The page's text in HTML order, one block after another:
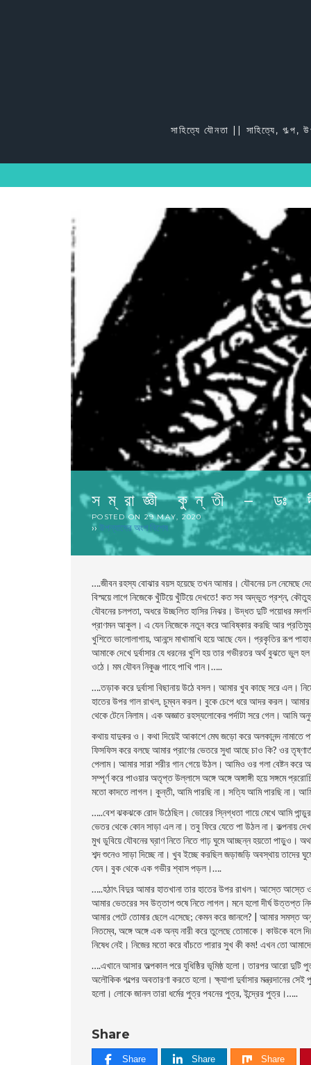
সাহিত্যে যৌনতা || সাহিত্যে, গল্প,
সম্রাজ্ঞী কুন্তী – ডঃ
POSTED ON 29 MAY, 2020
›› উপন্যাসের অংশ বিশেষ
….জীবন রহস্য বােঝার বয়স হয়েছে তখন আমার। যৌবনের ঢল নেমেছে
বিস্ময়ে লাগে নিজেকে খুঁটিয়ে খুঁটিয়ে দেখতে! কত সব অদ্ভুত প্রশ্ন,
যৌবনের চলপতা, অধরে উচ্ছলিত হাসির নিঝর। উদ্ধত দুটি পয়োধর
প্রাণমন আকুল। এ যেন নিজেকে নতুন করে আবিষ্কার করছি আর
খুশিতে ভালােলাগায়, আনন্দে মাখামাখি হয়ে আছে যেন। প্রকৃতির রূপ
আমাকে দেখে দুর্বাসার যে ধরনের খুশি হয় তার গভীরতর অর্থ বুঝতে ভুল
ওঠে। মম যৌবন নিকুঞ্জ গাহে পাখি গান।…..
….তড়াক করে দুর্বাসা বিছানায় উঠে বসল। আমার খুব কাছে সরে এল।
হাতের উপর গাল রাখল, চুম্বন করল। বুকে চেপে ধরে আদর করল। আমার
থেকে টেনে নিলাম। এক অজ্ঞাত রহস্যলােকের পর্দাটা সরে গেল। আমি
কথায় যাদুকর ও। কথা দিয়েই আকাশে মেঘ জড়াে করে অলকানন্দ
ফিসফিস করে বলছে আমার প্রাণের ভেতরে সুধা আছে চাও কি? ওর
পেলাম। আমার সারা শরীর গান গেয়ে উঠল। আমিও ওর গলা বেষ্টন করে
সম্পূর্ণ করে পাওয়ার অতৃপ্ত উল্লাসে অঙ্গে অঙ্গে অঙ্গাঙ্গী হয়ে সঙ্গমে
মতাে কাদতে লাগল। কুন্তী, আমি পারছি না। সত্যি আমি পারছি না।
…..বেশ ঝকঝকে রােদ উঠেছিল। ভােরের স্নিগ্ধতা গায়ে মেখে আমি
ভেতর থেকে কোন সাড়া এল না। তবু ফিরে যেতে পা উঠল না। কল্পনায়
মুখ ডুবিয়ে যৌবনের ঘ্রাণ নিতে নিতে গাঢ় ঘুমে আচ্ছন্ন হয়তাে পাড়ুও।
শব্দ শুনেও সাড়া দিচ্ছে না। খুব ইচ্ছে করছিল জড়াজড়ি অবস্থায় তাদের
যেন। বুক থেকে এক গভীর শ্বাস পড়ল।….
…..হঠাৎ বিদুর আমার হাতখানা তার হাতের উপর রাখল। আস্তে আস্তে
আমার ভেতরের সব উত্তাপ শুষে নিতে লাগল। মনে হলাে দীর্ঘ
আমার পেটে তােমার ছেলে এসেছে; কেমন করে জানলে? | আমার সমস্ত
নিতম্বে, অঙ্গে অঙ্গে এক অন্য নারী করে তুলেছে তােমাকে। কাউকে বলে
নিষেধ নেই। নিজের মতাে করে বাঁচতে পারার সুখ কী কম! এখন তাে
….এখানে আসার অল্পকাল পরে যুধিষ্ঠির ভূমিষ্ঠ হলাে। তারপর আরাে
অলৌকিক গল্পের অবতারণা করতে হলাে। ক্ষ্যাপা দুর্বাসার মন্ত্রদানের
হলাে। লােকে জানল তারা ধর্মের পুত্র পবনের পুত্র, ইন্দ্রের পুত্র।…..
Share
Share Share Share